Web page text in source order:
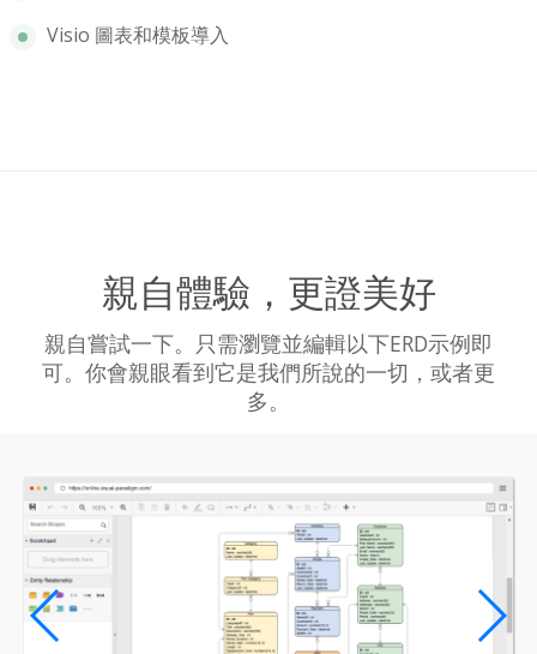
Visio 圖表和模板導入
親自體驗，更證美好
親自嘗試一下。只需瀏覽並編輯以下ERD示例即
可。你會親眼看到它是我們所說的一切，或者更
多。